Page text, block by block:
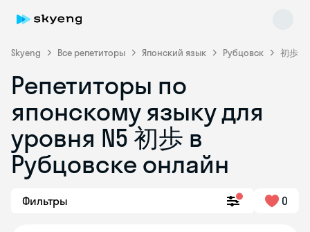
Skyeng Все репетиторы Японский язык Рубцовск 初歩
Репетиторы по
японскому языку для
уровня N5 初歩 в
Рубцовске онлайн
Фильтры 0
Skyeng Chat